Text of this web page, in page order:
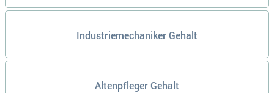
Industriemechaniker Gehalt
Altenpfleger Gehalt